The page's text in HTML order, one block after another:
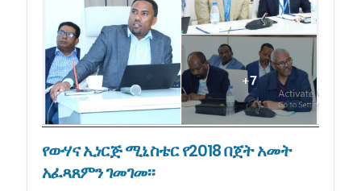
የውሃና ኢነርጅ ሚኒስቴር የ2018 በጀት አመት
አፈጻጸምን ገመገመ፡፡